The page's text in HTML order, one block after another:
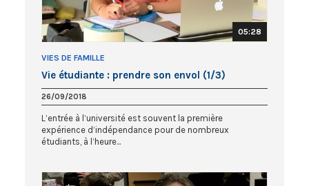
05:28
VIES DE FAMILLE
Vie étudiante : prendre son envol (1/3)
26/09/2018
L’entrée à l’université est souvent la première
expérience d’indépendance pour de nombreux
étudiants, à l’heure...